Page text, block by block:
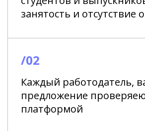
занятость и отсутствие
/02
Каждый работодатель,
предложение
платформой